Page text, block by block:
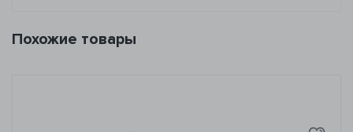
Похожие товары